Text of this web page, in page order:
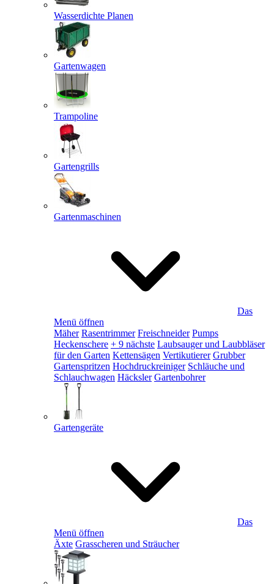
Wasserdichte Planen
Gartenwagen
Trampoline
Gartengrills
Gartenmaschinen
Das
Menü öffnen
Mäher Rasentrimmer Freischneider Pumps
Heckenschere + 9 nächste Laubsauger und Laubbläser
für den Garten Kettensägen Vertikutierer Grubber
Gartenspritzen Hochdruckreiniger Schläuche und
Schlauchwagen Häcksler Gartenbohrer
Gartengeräte
Das
Menü öffnen
Äxte Grasscheren und Sträucher